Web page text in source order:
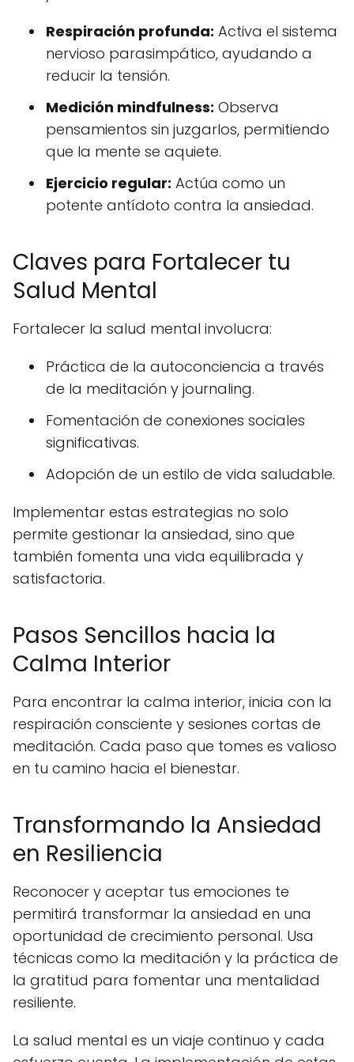
Respiración profunda: Activa el sistema
nervioso parasimpático, ayudando a
reducir la tensión.
Medición mindfulness: Observa
pensamientos sin juzgarlos, permitiendo
que la mente se aquiete.
Ejercicio regular: Actúa como un
potente antídoto contra la ansiedad.
Claves para Fortalecer tu
Salud Mental
Fortalecer la salud mental involucra:
Práctica de la autoconciencia a través
de la meditación y journaling.
Fomentación de conexiones sociales
significativas.
Adopción de un estilo de vida saludable.
Implementar estas estrategias no solo
permite gestionar la ansiedad, sino que
también fomenta una vida equilibrada y
satisfactoria.
Pasos Sencillos hacia la
Calma Interior
Para encontrar la calma interior, inicia con la
respiración consciente y sesiones cortas de
meditación. Cada paso que tomes es valioso
en tu camino hacia el bienestar.
Transformando la Ansiedad
en Resiliencia
Reconocer y aceptar tus emociones te
permitirá transformar la ansiedad en una
oportunidad de crecimiento personal. Usa
técnicas como la meditación y la práctica de
la gratitud para fomentar una mentalidad
resiliente.
La salud mental es un viaje continuo y cada